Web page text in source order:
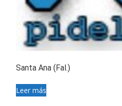
Santa Ana (Fal.)
Leer más